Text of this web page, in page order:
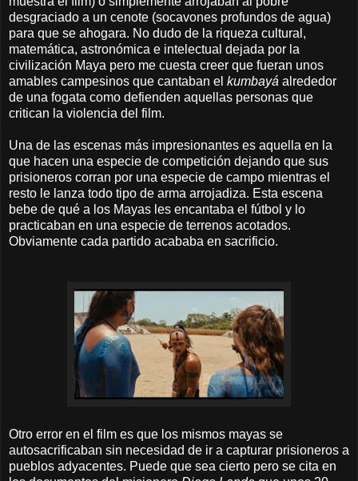
desgraciado a un cenote (socavones profundos de agua)
para que se ahogara. No dudo de la riqueza cultural,
matemática, astronómica e intelectual dejada por la
civilización Maya pero me cuesta creer que fueran unos
amables campesinos que cantaban el kumbayá alrededor
de una fogata como defienden aquellas personas que
critican la violencia del film.
Una de las escenas más impresionantes es aquella en la
que hacen una especie de competición dejando que sus
prisioneros corran por una especie de campo mientras el
resto le lanza todo tipo de arma arrojadiza. Esta escena
bebe de qué a los Mayas les encantaba el fútbol y lo
practicaban en una especie de terrenos acotados.
Obviamente cada partido acababa en sacrificio.
Otro error en el film es que los mismos mayas se
autosacrificaban sin necesidad de ir a capturar prisioneros a
pueblos adyacentes. Puede que sea cierto pero se cita en